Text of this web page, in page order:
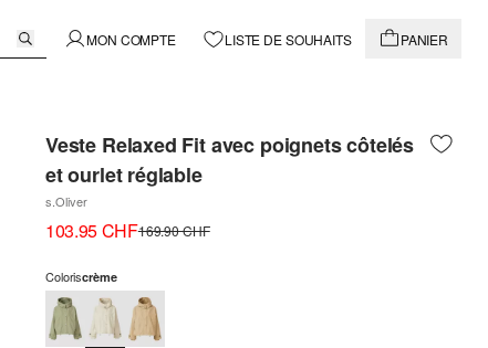
MON COMPTE LISTE DE SOUHAITS PANIER
Veste Relaxed Fit avec poignets côtelés
et ourlet réglable
s.Oliver
103.95 CHF169.90 CHF
Coloriscrème